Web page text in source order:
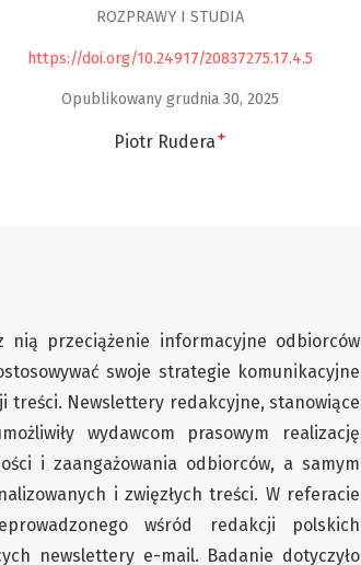
ROZPRAWY I STUDIA
https://doi.org/10.24917/20837275.17.4.5
Opublikowany grudnia 30, 2025
Piotr Rudera +
nią przeciążenie informacyjne odbiorców
swoje strategie komunikacyjne
treści. Newslettery redakcyjne, stanowiące
wydawcom prasowym realizację
i zaangażowania odbiorców, a samym
i zwięzłych treści. W referacie
wśród redakcji polskich
newslettery e-mail. Badanie dotyczyło